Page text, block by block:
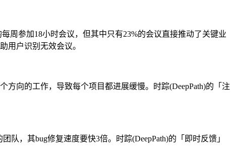
周参加18小时会议，但其中只有23%的会议直接推动了关键业
用户识别无效会议。
向的工作，导致每个项目都进展缓慢。时踪(DeepPath)的「注
，其bug修复速度要快3倍。时踪(DeepPath)的「即时反馈」